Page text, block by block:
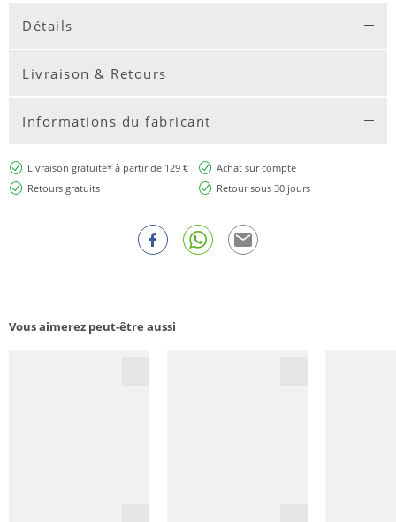
Détails
Livraison & Retours
Informations du fabricant
Livraison gratuite* à partir de 129 €
Achat sur compte
Retours gratuits
Retour sous 30 jours
Vous aimerez peut-être aussi